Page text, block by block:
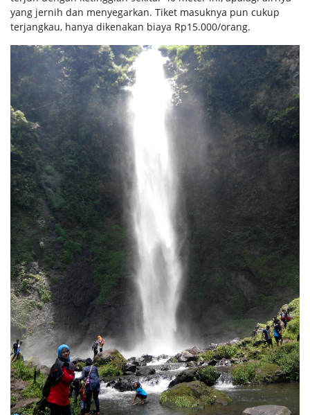
yang jernih dan menyegarkan. Tiket masuknya pun cukup
terjangkau, hanya dikenakan biaya Rp15.000/orang.